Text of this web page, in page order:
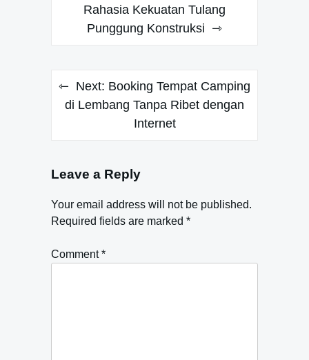
navigation
Rahasia Kekuatan Tulang
Punggung Konstruksi
Next: Booking Tempat Camping
di Lembang Tanpa Ribet dengan
Internet
Leave a Reply
Your email address will not be published.
Required fields are marked *
Comment*